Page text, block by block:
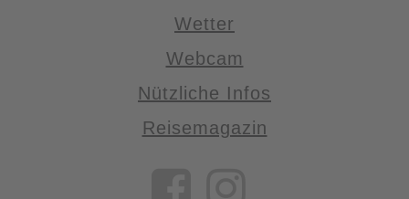
Wetter
Webcam
Nützliche Infos
Reisemagazin